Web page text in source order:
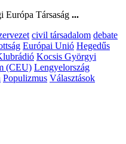
Európa Társaság ...
civil társadalom debate
Európai Unió Hegedűs
Kocsis Györgyi
(CEU) Lengyelország
Populizmus Választások